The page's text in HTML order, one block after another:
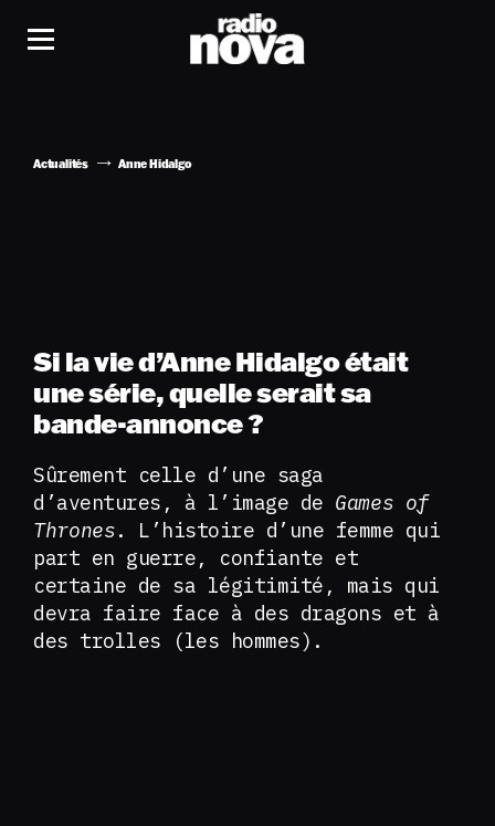
Actualités Anne Hidalgo
Si la vie d’Anne Hidalgo était
une série, quelle serait sa
bande-annonce ?
Sûrement celle d’une saga
d’aventures, à l’image de Games of
Thrones. L’histoire d’une femme qui
part en guerre, confiante et
certaine de sa légitimité, mais qui
devra faire face à des dragons et à
des trolles (les hommes).